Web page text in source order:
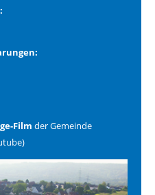
Film der Gemeinde